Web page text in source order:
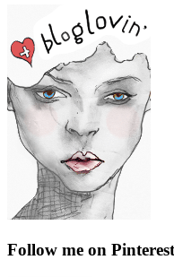
Follow me on Pinterest